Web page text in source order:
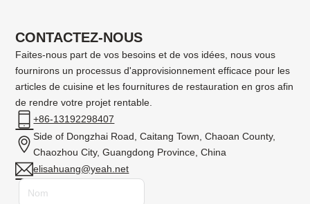
CONTACTEZ-NOUS
Faites-nous part de vos besoins et de vos idées, nous vous
fournirons un processus d'approvisionnement efficace pour les
articles de cuisine et les fournitures de restauration en gros afin
de rendre votre projet rentable.
+86-13192298407
Side of Dongzhai Road, Caitang Town, Chaoan County,
Chaozhou City, Guangdong Province, China
elisahuang@yeah.net